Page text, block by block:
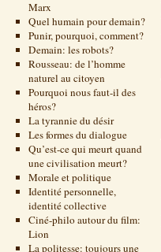
Marx
Quel humain pour demain?
Punir, pourquoi, comment?
Demain: les robots?
Rousseau: de l’homme
naturel au citoyen
Pourquoi nous faut-il des
héros?
La tyrannie du désir
Les formes du dialogue
Qu’est-ce qui meurt quand
une civilisation meurt?
Morale et politique
Identité personnelle,
identité collective
Ciné-philo autour du film:
Lion
La politesse: toujours une